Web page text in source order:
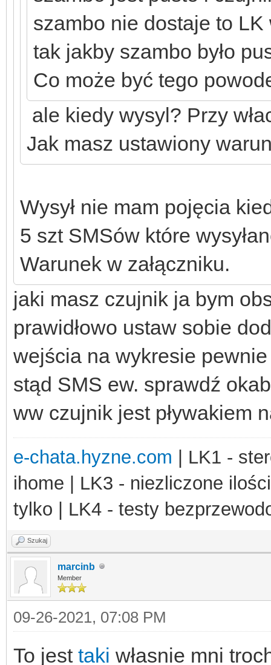
szambo nie dostaje to LK
tak jakby szambo było
Co może być tego
ale kiedy wysyl? Przy
Jak masz ustawiony
Wysył nie mam pojęcia
5 szt SMSów które
Warunek w załączniku.
jaki masz czujnik ja bym
prawidłowo ustaw sobie
wejścia na wykresie
stąd SMS ew. sprawdź
ww czujnik jest pływakiem
e-chata.hyzne.com | LK1 -
ihome | LK3 - niezliczone
tylko | LK4 - testy
Szukaj
marcinb
Member
09-26-2021, 07:08 PM
To jest taki własnie mni